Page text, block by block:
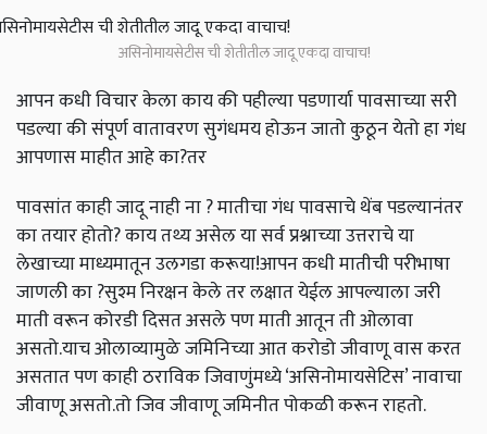
असिनोमायसेटीस ची शेतीतील जादू एकदा वाचाच!
आपन कधी विचार केला काय की पहील्या पडणार्या पावसाच्या सरी
पडल्या की संपूर्ण वातावरण सुगंधमय होऊन जातो कुठून येतो हा गंध
आपणास माहीत आहे का?तर
पावसांत काही जादू नाही ना ? मातीचा गंध पावसाचे थेंब पडल्यानंतर
का तयार होतो? काय तथ्य असेल या सर्व प्रश्नाच्या उत्तराचे या
लेखाच्या माध्यमातून उलगडा करूया!आपन कधी मातीची परीभाषा
जाणली का ?सुश्म निरक्षन केले तर लक्षात येईल आपल्याला जरी
माती वरून कोरडी दिसत असले पण माती आतून ती ओलावा
असतो.याच ओलाव्यामुळे जमिनिच्या आत करोडो जीवाणू वास करत
असतात पण काही ठराविक जिवाणुंमध्ये ‘असिनोमायसेटिस’ नावाचा
जीवाणू असतो.तो जिव जीवाणू जमिनीत पोकळी करून राहतो.